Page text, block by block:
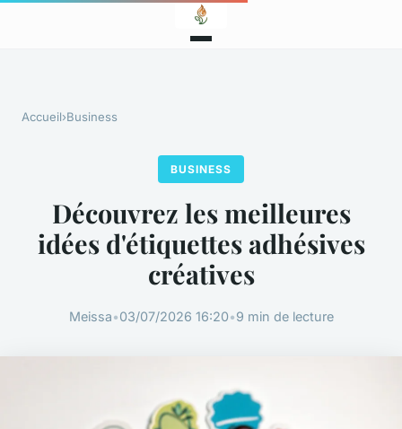
Accueil›Business
BUSINESS
Découvrez les meilleures
idées d'étiquettes adhésives
créatives
Meissa•03/07/2026 16:20•9 min de lecture